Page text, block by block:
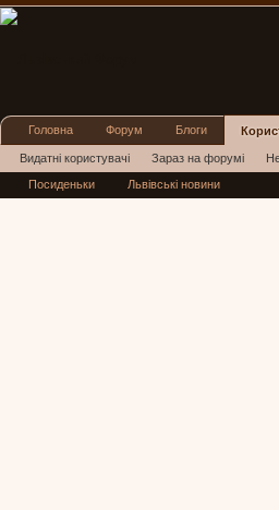
Головна Форум Блоги
Видатні користувачі Зараз на форумі
Нові повідомлення профілю
Посиденьки Львівські новини